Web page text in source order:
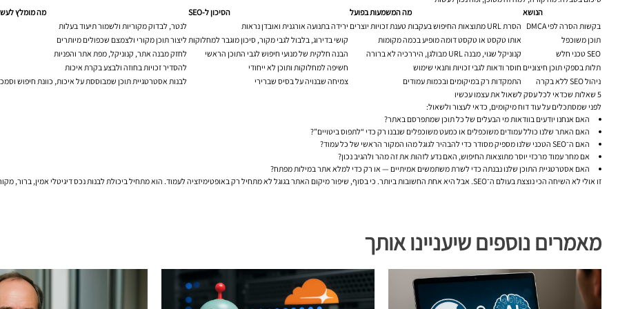
הנושא
מה המשמעות בפועל הסיכון ל-SEO
מה מומלץ
בקשות הסרה לפי DMCA
הסרת URL מתוצאות החיפוש בעקבות טענת זכויות יוצרים ירידה בתנועה אורגנית ואובדן נראות
לנטר, לבדוק מקוריות ולשמור תיעוד בעלות
תוכן משוכפל
אותו טקסט או טקסט דומה מופיע בכמה מקומות קושי בדירוג, בלבול לגבי מקור, סיכון מוגבר למחלוקותליצור תוכן מקורי ולצמצם שכפולים מיותרים
SEO טכני חלש
קנוניקל שגוי, מבנה URL מבולגן, היררכיה לא ברורה הבנה חלקית של מנועי חיפוש לגבי התוכן הראשי
לחזק מבנה אתר, קנוניקל, מפת אתר והפניות
תלות בספקי תוכן חיצוניים חוסר ודאות לגבי זכויות ותנאי שימוש חשיפה למחלוקות ותוכן לא ייחודי
להסדיר זכויות בחוזה ולבצע בקרת איכות
ניהול SEO ללא בקרה
התמקדות רק במיקומים ובכמות עמודים צמיחה שבנויה על בסיס שברירי
לבנות אסטרטגיית תוכן שמבוססת על איכות, כוונת חיפוש
5 שאלות שכדאי לכל עסק לשאול את עצמו עכשיו
לפני שמסתכלים על עוד דוח מיקומים, כדאי לעצור ולשאול:
האם אנחנו יודעים בוודאות מי הבעלים של כל תוכן שמתפרסם באתר?
האם האתר שלנו כולל עמודים משוכפלים או כמעט משוכפלים שנבנו רק כדי “לתפוס ביטויים”?
האם ה־SEO הטכני שלנו מספיק מסודר כדי להבהיר לגוגל מהו המקור הראשי של כל עמוד?
אם מחר עמוד מרכזי יוסר מתוצאות החיפוש, האם נדע לזהות את זה מהר ולהגיב נכון?
האם אסטרטגיית התוכן שלנו נבנתה כדי לשרת משתמשים אמיתיים — או רק כדי למלא אתר במילות מפתח?
זו אולי לא השיחה הכי נוצצת בעולם ה־SEO. אבל היא אחת החשובות ביותר. כי בסוף, שיפור מיקום האתר בגוגל לא מתחיל רק באופטימיזציה לעמוד. הוא מתחיל ביכולת לבנות נכס דיגיטלי אמין, ברור, מקורי ועמיד.
מאמרים נוספים שיעניינו אותך